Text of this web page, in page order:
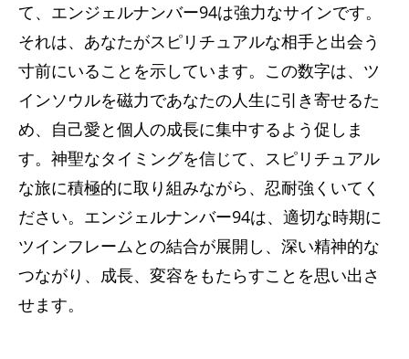
て、エンジェルナンバー94は強力なサインです。
それは、あなたがスピリチュアルな相手と出会う
寸前にいることを示しています。この数字は、ツ
インソウルを磁力であなたの人生に引き寄せるた
め、自己愛と個人の成長に集中するよう促しま
す。神聖なタイミングを信じて、スピリチュアル
な旅に積極的に取り組みながら、忍耐強くいてく
ださい。エンジェルナンバー94は、適切な時期に
ツインフレームとの結合が展開し、深い精神的な
つながり、成長、変容をもたらすことを思い出さ
せます。